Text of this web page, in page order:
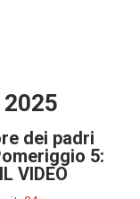
dei padri
5:
VIDEO